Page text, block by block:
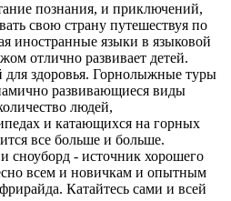
познания, и приключений,
свою страну путешествуя по
иностранные языки в языковой
отлично развивает детей.
здоровья. Горнолыжные туры
развивающиеся виды
людей,
и катающихся на горных
все больше и больше.
сноуборд - источник хорошего
всем и новичкам и опытным
Катайтесь сами и всей